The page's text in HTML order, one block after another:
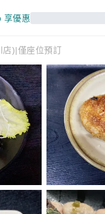
享優惠
店)|僅座位預訂